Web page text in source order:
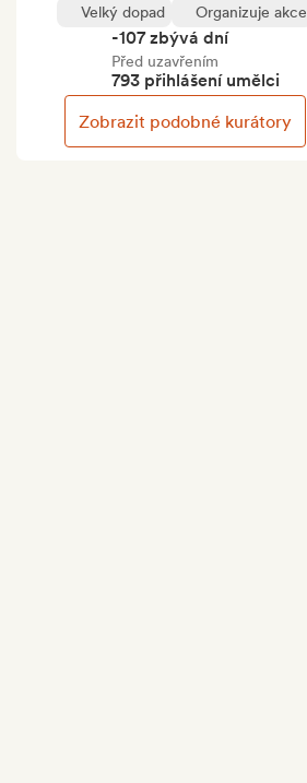
Velký dopad Organizuje akce
-107 zbývá dní
Před uzavřením
793 přihlášení umělci
Zobrazit podobné kurátory